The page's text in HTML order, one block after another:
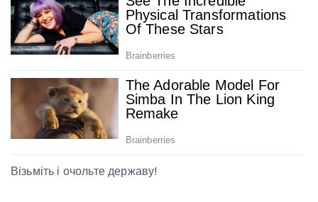
Візьміть і очольте державу!